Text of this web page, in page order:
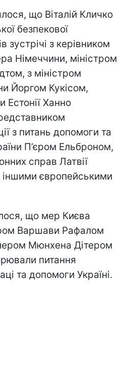
що Віталій Кличко
безпекової
зустрічі з керівником
Німеччини, міністром
з міністром
Йоргом Кукісом,
Естонії Ханно
з питань допомоги та
П’єром Ельброном,
справ Латвії
європейськими
що мер Києва
Варшави Рафалом
Мюнхена Дітером
питання
та допомоги Україні.